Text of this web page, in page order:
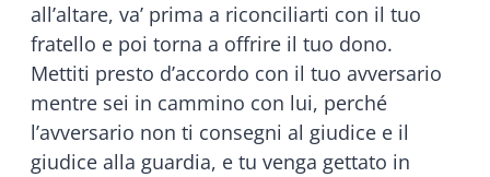
all’altare, va’ prima a riconciliarti con il tuo
fratello e poi torna a offrire il tuo dono.
Mettiti presto d’accordo con il tuo avversario
mentre sei in cammino con lui, perché
l’avversario non ti consegni al giudice e il
giudice alla guardia, e tu venga gettato in